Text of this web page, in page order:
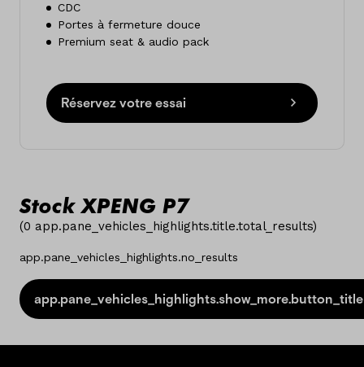
CDC
Portes à fermeture douce
Premium seat & audio pack
Réservez votre essai
Stock XPENG P7
(0 app.pane_vehicles_highlights.title.total_results)
app.pane_vehicles_highlights.no_results
app.pane_vehicles_highlights.show_more.button_title